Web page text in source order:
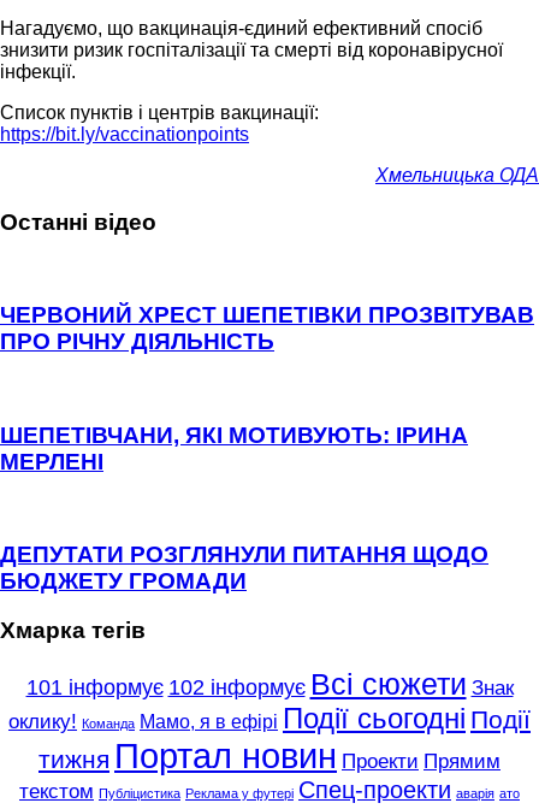
Нагадуємо, що вакцинація-єдиний ефективний спосіб
знизити ризик госпіталізації та смерті від коронавірусної
інфекції.
Список пунктів і центрів вакцинації:
https://bit.ly/vaccinationpoints
Хмельницька ОДА
Останні відео
ЧЕРВОНИЙ ХРЕСТ ШЕПЕТІВКИ ПРОЗВІТУВАВ
ПРО РІЧНУ ДІЯЛЬНІСТЬ
ШЕПЕТІВЧАНИ, ЯКІ МОТИВУЮТЬ: ІРИНА
МЕРЛЕНІ
ДЕПУТАТИ РОЗГЛЯНУЛИ ПИТАННЯ ЩОДО
БЮДЖЕТУ ГРОМАДИ
Хмарка тегів
101 інформує 102 інформує Всі сюжети Знак
оклику! Команда Мамо, я в ефірі Події сьогодні Події
тижня Портал новин Проекти Прямим
текстом Публіцистика Реклама у футері Спец-проекти аварія ато